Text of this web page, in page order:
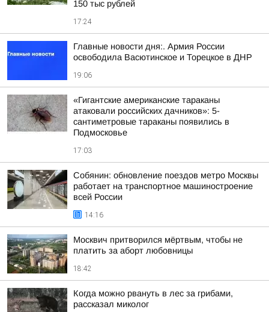
150 тыс рублей
17:24
Главные новости дня:. Армия России
освободила Васютинское и Торецкое в ДНР
19:06
«Гигантские американские тараканы
атаковали российских дачников»: 5-
сантиметровые тараканы появились в
Подмосковье
17:03
Собянин: обновление поездов метро Москвы
работает на транспортное машиностроение
всей России
14:16
Москвич притворился мёртвым, чтобы не
платить за аборт любовницы
18:42
Когда можно рвануть в лес за грибами,
рассказал миколог